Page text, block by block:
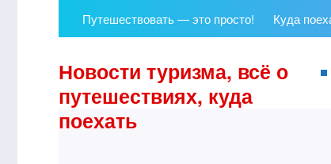
Путешествовать — это просто! Куда
Новости туризма, всё о
путешествиях, куда
поехать